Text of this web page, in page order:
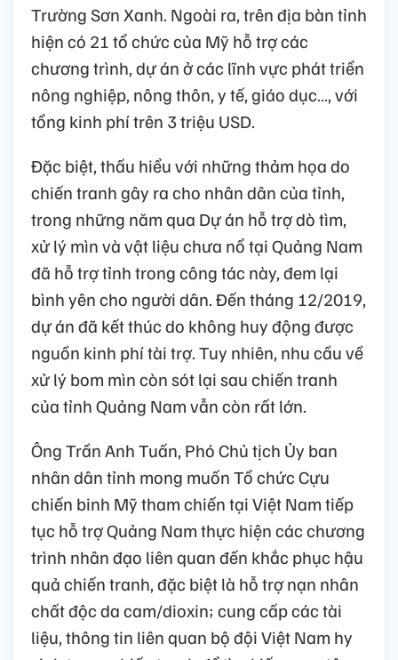
Trường Sơn Xanh. Ngoài ra, trên địa bàn tỉnh
hiện có 21 tổ chức của Mỹ hỗ trợ các
chương trình, dự án ở các lĩnh vực phát triển
nông nghiệp, nông thôn, y tế, giáo dục…, với
tổng kinh phí trên 3 triệu USD.
Đặc biệt, thấu hiểu với những thảm họa do
chiến tranh gây ra cho nhân dân của tỉnh,
trong những năm qua Dự án hỗ trợ dò tìm,
xử lý mìn và vật liệu chưa nổ tại Quảng Nam
đã hỗ trợ tỉnh trong công tác này, đem lại
bình yên cho người dân. Đến tháng 12/2019,
dự án đã kết thúc do không huy động được
nguồn kinh phí tài trợ. Tuy nhiên, nhu cầu về
xử lý bom mìn còn sót lại sau chiến tranh
của tỉnh Quảng Nam vẫn còn rất lớn.
Ông Trần Anh Tuấn, Phó Chủ tịch Ủy ban
nhân dân tỉnh mong muốn Tổ chức Cựu
chiến binh Mỹ tham chiến tại Việt Nam tiếp
tục hỗ trợ Quảng Nam thực hiện các chương
trình nhân đạo liên quan đến khắc phục hậu
quả chiến tranh, đặc biệt là hỗ trợ nạn nhân
chất độc da cam/dioxin; cung cấp các tài
liệu, thông tin liên quan bộ đội Việt Nam hy